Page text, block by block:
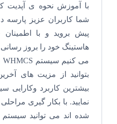
شما کاربران عزیز پارسه
پیش بروید و با
هاستینگ خود را بروز
بتوانید از مزیت های
نمایید. با بکار گیری